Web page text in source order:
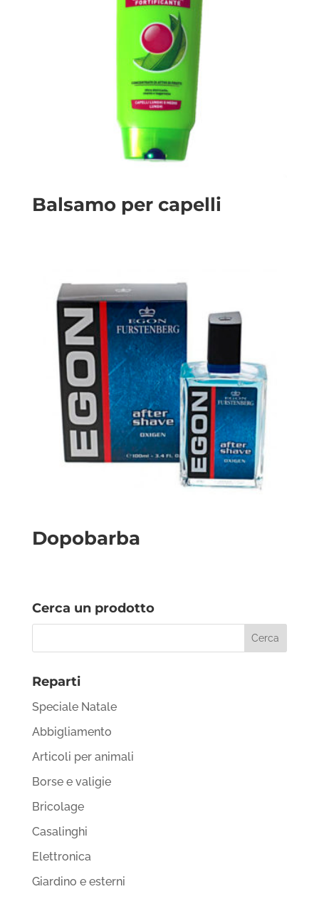
Balsamo per capelli
Dopobarba
Cerca un prodotto
Reparti
Speciale Natale
Abbigliamento
Articoli per animali
Borse e valigie
Bricolage
Casalinghi
Elettronica
Giardino e esterni